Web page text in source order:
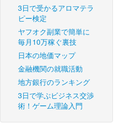
3日で受かるアロマテラ
ピー検定
ヤフオク副業で簡単に
毎月10万稼ぐ裏技
日本の地価マップ
金融機関の就職活動
地方銀行のランキング
3日で学ぶビジネス交渉
術！ゲーム理論入門